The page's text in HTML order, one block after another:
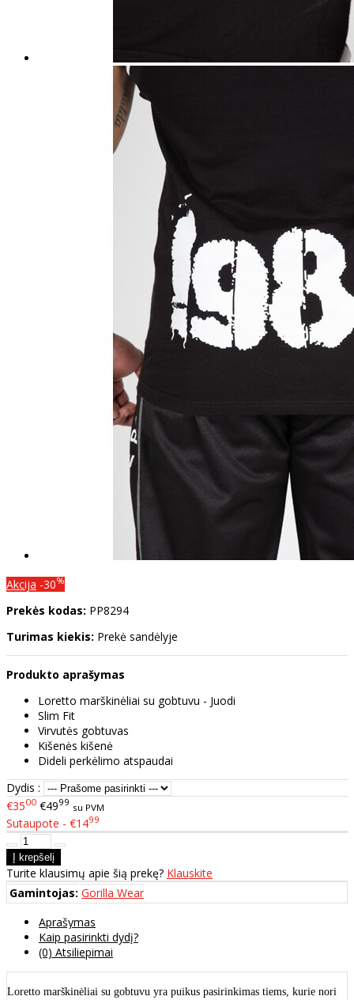
Akcija -30%
Prekės kodas: PP8294
Turimas kiekis: Prekė sandėlyje
Produkto aprašymas
Loretto marškinėliai su gobtuvu - Juodi
Slim Fit
Virvutės gobtuvas
Kišenės kišenė
Dideli perkėlimo atspaudai
Dydis :
€3500 €4999 su PVM
Sutaupote - €1499
Turite klausimų apie šią prekę? Klauskite
Gamintojas: Gorilla Wear
Aprašymas
Kaip pasirinkti dydį?
(0) Atsiliepimai
Loretto marškinėliai su gobtuvu yra puikus pasirinkimas tiems, kurie nori